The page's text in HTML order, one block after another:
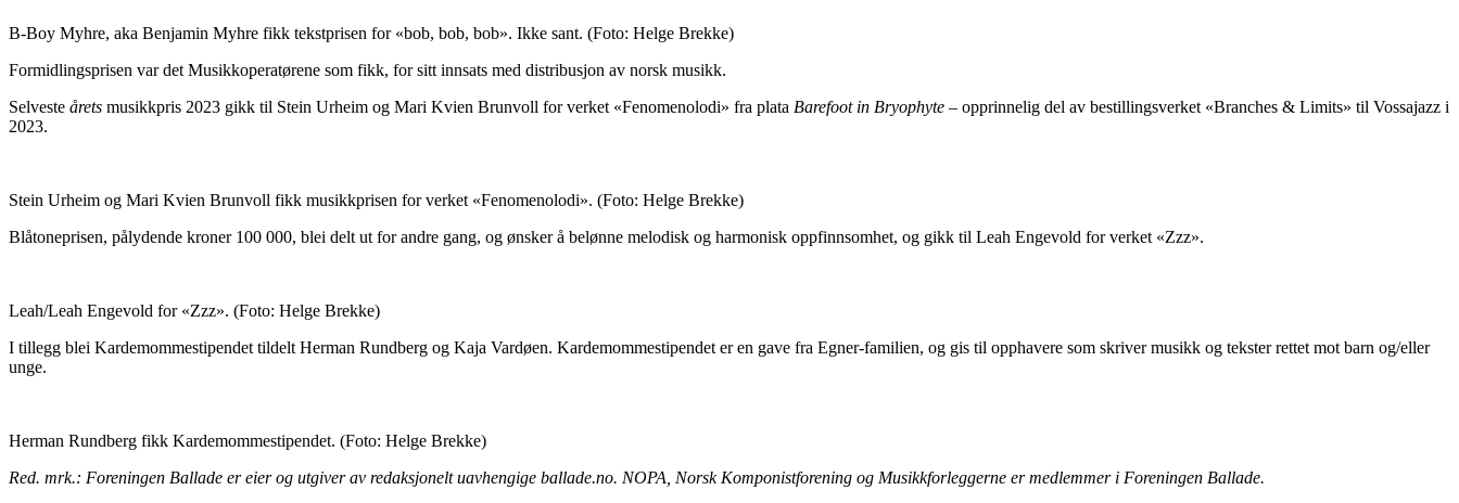
B-Boy Myhre, aka Benjamin Myhre fikk tekstprisen for «bob, bob, bob». Ikke sant. (Foto: Helge Brekke)
Formidlingsprisen var det Musikkoperatørene som fikk, for sitt innsats med distribusjon av norsk musikk.
Selveste årets musikkpris 2023 gikk til Stein Urheim og Mari Kvien Brunvoll for verket «Fenomenolodi» fra plata Barefoot in Bryophyte – opprinnelig del av bestillingsverket «Branches & Limits» til Vossajazz i
2023.
Stein Urheim og Mari Kvien Brunvoll fikk musikkprisen for verket «Fenomenolodi». (Foto: Helge Brekke)
Blåtoneprisen, pålydende kroner 100 000, blei delt ut for andre gang, og ønsker å belønne melodisk og harmonisk oppfinnsomhet, og gikk til Leah Engevold for verket «Zzz».
Leah/Leah Engevold for «Zzz». (Foto: Helge Brekke)
I tillegg blei Kardemommestipendet tildelt Herman Rundberg og Kaja Vardøen. Kardemommestipendet er en gave fra Egner-familien, og gis til opphavere som skriver musikk og tekster rettet mot barn og/eller
unge.
Herman Rundberg fikk Kardemommestipendet. (Foto: Helge Brekke)
Red. mrk.: Foreningen Ballade er eier og utgiver av redaksjonelt uavhengige ballade.no. NOPA, Norsk Komponistforening og Musikkforleggerne er medlemmer i Foreningen Ballade.